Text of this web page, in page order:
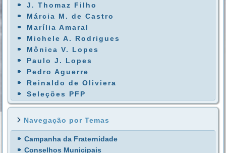
J. Thomaz Filho
Márcia M. de Castro
Marília Amaral
Michele A. Rodrigues
Mônica V. Lopes
Paulo J. Lopes
Pedro Aguerre
Reinaldo de Oliviera
Seleções PFP
Navegação por Temas
Campanha da Fraternidade
Conselhos Municipais